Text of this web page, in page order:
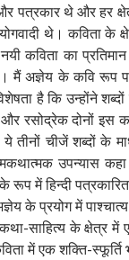
पत्रकार थे और हर
थे। कविता के
का प्रतिमान
मैं अज्ञेय के कवि
है कि उन्होंने
रसोद्रेक दोनों इस
चीजें शब्दों के
उपन्यास
में हिन्दी
के प्रयोग में
साहित्य के क्षेत्र में
में एक शक्ति-स्फूर्ति